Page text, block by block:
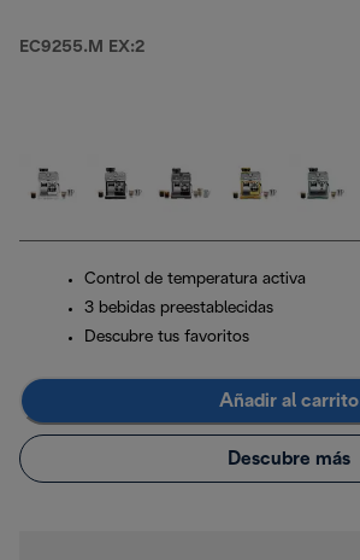
EC9255.M EX:2
Control de temperatura activa
3 bebidas preestablecidas
Descubre tus favoritos
Añadir al carrito
Descubre más